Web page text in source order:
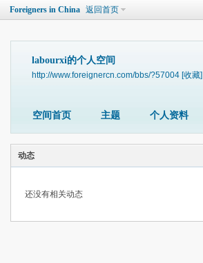
Foreigners in China 返回首页
labourxi的个人空间
http://www.foreignercn.com/bbs/?57004 [收藏]
空间首页 主题 个人资料
动态
还没有相关动态